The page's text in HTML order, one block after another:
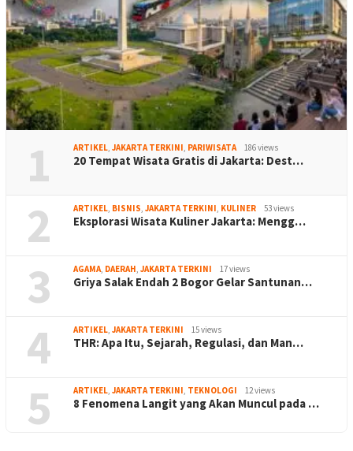
1 ARTIKEL, JAKARTA TERKINI, PARIWISATA 186 views
20 Tempat Wisata Gratis di Jakarta: Dest…
2 ARTIKEL, BISNIS, JAKARTA TERKINI, KULINER 53 views
Eksplorasi Wisata Kuliner Jakarta: Mengg…
3 AGAMA, DAERAH, JAKARTA TERKINI 17 views
Griya Salak Endah 2 Bogor Gelar Santunan…
4 ARTIKEL, JAKARTA TERKINI 15 views
THR: Apa Itu, Sejarah, Regulasi, dan Man…
5 ARTIKEL, JAKARTA TERKINI, TEKNOLOGI 12 views
8 Fenomena Langit yang Akan Muncul pada …